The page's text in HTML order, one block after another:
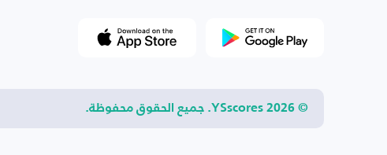
© 2026 YSscores. جميع الحقوق محفوظة.